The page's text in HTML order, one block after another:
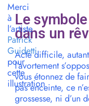
Le
dans un
Acte difficile,
l’avortement
vous étonnez de
pas enceinte, ce
grossesse, ni d’un
Merci
à
l’artiste
Patrick
Guidetti
pour
cette
illustration